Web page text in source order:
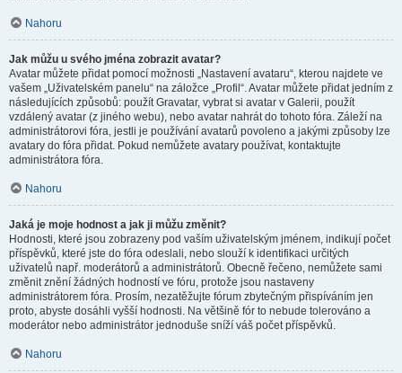
Nahoru
Jak můžu u svého jména zobrazit avatar?
Avatar můžete přidat pomocí možnosti „Nastavení avataru“, kterou najdete ve
vašem „Uživatelském panelu“ na záložce „Profil“. Avatar můžete přidat jedním z
následujících způsobů: použít Gravatar, vybrat si avatar v Galerii, použít
vzdálený avatar (z jiného webu), nebo avatar nahrát do tohoto fóra. Záleží na
administrátorovi fóra, jestli je používání avatarů povoleno a jakými způsoby lze
avatary do fóra přidat. Pokud nemůžete avatary používat, kontaktujte
administrátora fóra.
Nahoru
Jaká je moje hodnost a jak ji můžu změnit?
Hodnosti, které jsou zobrazeny pod vaším uživatelským jménem, indikují počet
příspěvků, které jste do fóra odeslali, nebo slouží k identifikaci určitých
uživatelů např. moderátorů a administrátorů. Obecně řečeno, nemůžete sami
změnit znění žádných hodností ve fóru, protože jsou nastaveny
administrátorem fóra. Prosím, nezatěžujte fórum zbytečným přispíváním jen
proto, abyste dosáhli vyšší hodnosti. Na většině fór to nebude tolerováno a
moderátor nebo administrátor jednoduše sníží váš počet příspěvků.
Nahoru